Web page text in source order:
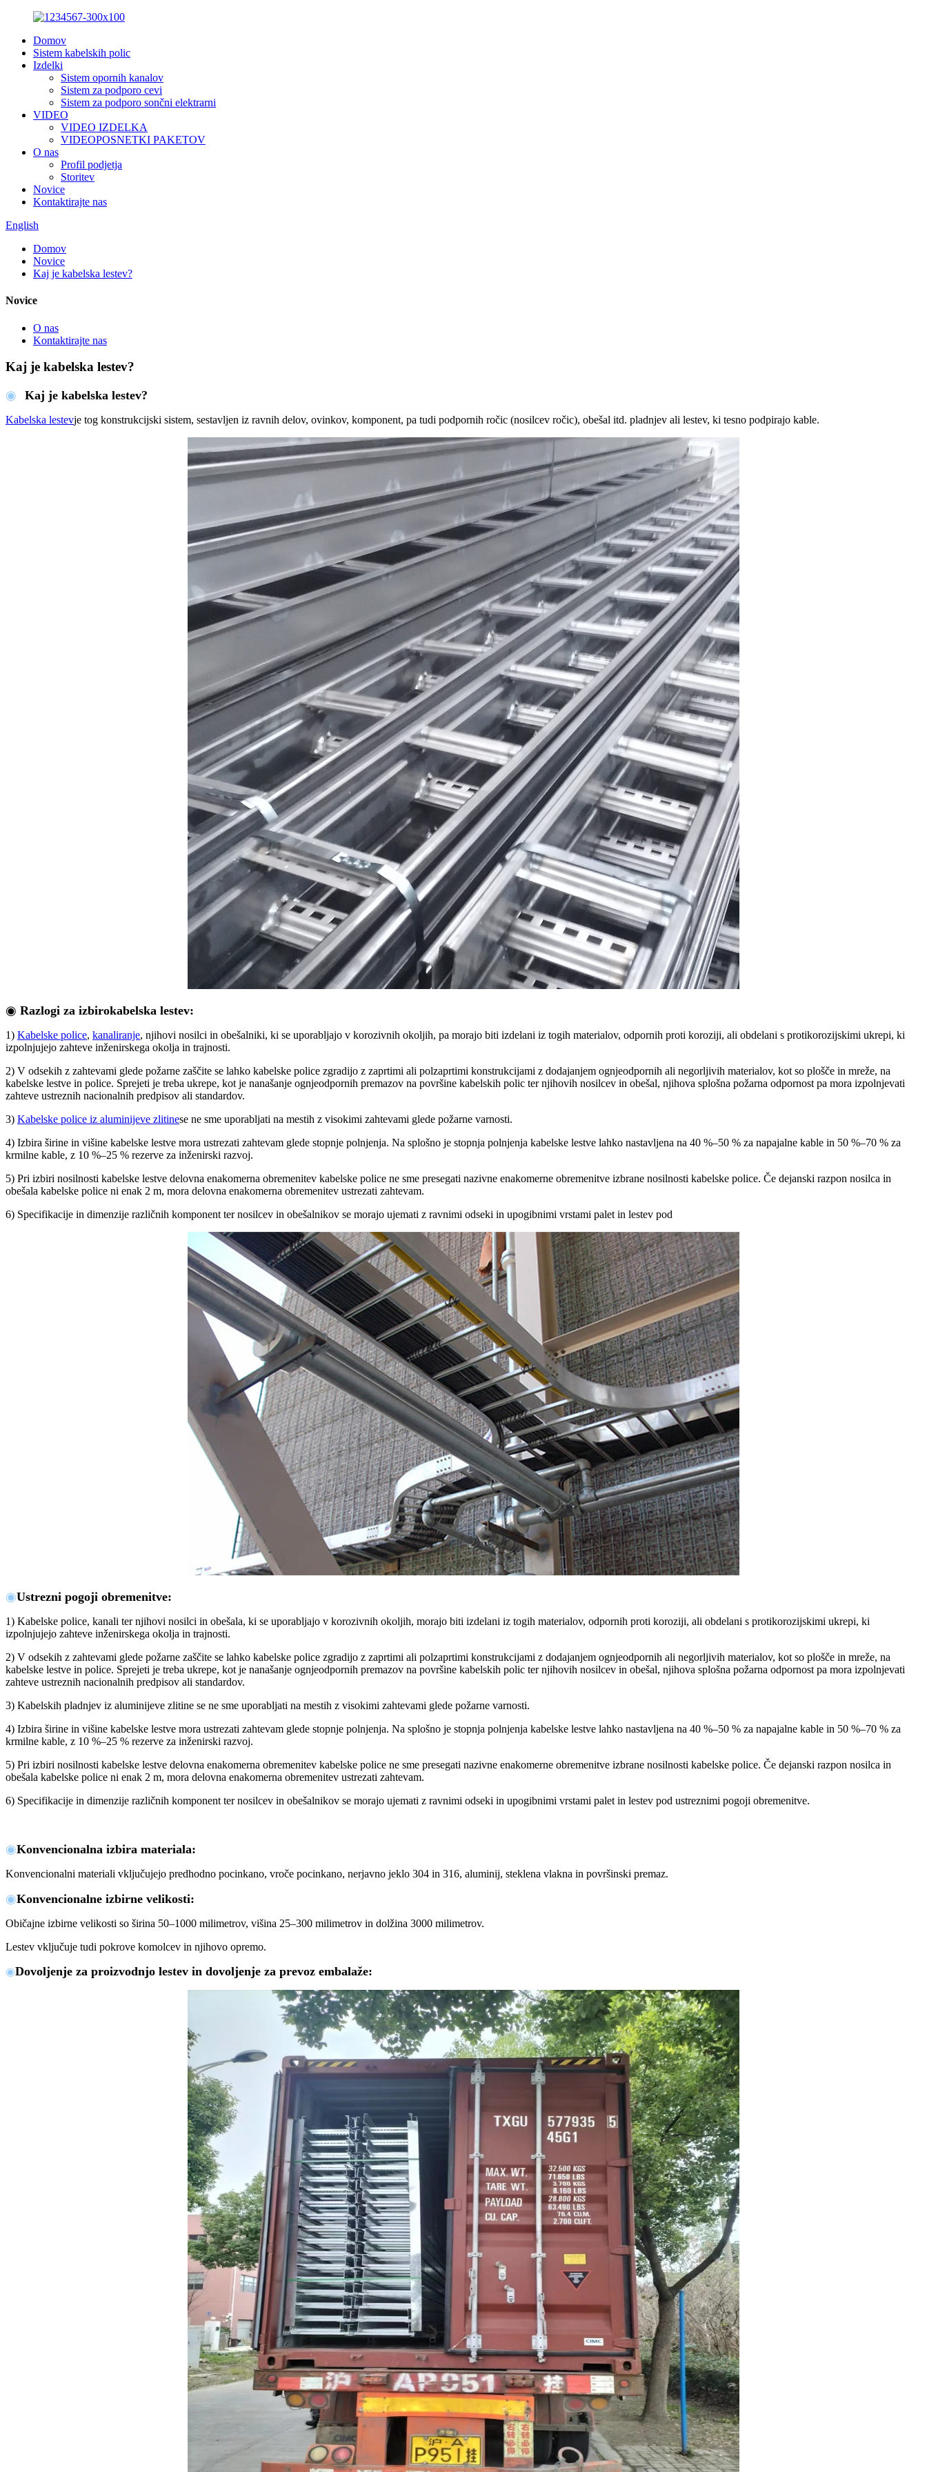
Domov
Sistem kabelskih polic
Izdelki
Sistem opornih kanalov
Sistem za podporo cevi
Sistem za podporo sončni elektrarni
VIDEO
VIDEO IZDELKA
VIDEOPOSNETKI PAKETOV
O nas
Profil podjetja
Storitev
Novice
Kontaktirajte nas
English
Domov
Novice
Kaj je kabelska lestev?
Novice
O nas
Kontaktirajte nas
Kaj je kabelska lestev?
◉ Kaj je kabelska lestev?
Kabelska lestevje tog konstrukcijski sistem, sestavljen iz ravnih delov, ovinkov, komponent, pa tudi podpornih ročic (nosilcev ročic), obešal itd. pladnjev ali lestev, ki tesno podpirajo kable.
◉ Razlogi za izbirokabelska lestev:
1) Kabelske police, kanaliranje, njihovi nosilci in obešalniki, ki se uporabljajo v korozivnih okoljih, pa morajo biti izdelani iz togih materialov, odpornih proti koroziji, ali obdelani s protikorozijskimi ukrepi, ki
izpolnjujejo zahteve inženirskega okolja in trajnosti.
2) V odsekih z zahtevami glede požarne zaščite se lahko kabelske police zgradijo z zaprtimi ali polzaprtimi konstrukcijami z dodajanjem ognjeodpornih ali negorljivih materialov, kot so plošče in mreže, na
kabelske lestve in police. Sprejeti je treba ukrepe, kot je nanašanje ognjeodpornih premazov na površine kabelskih polic ter njihovih nosilcev in obešal, njihova splošna požarna odpornost pa mora izpolnjevati
zahteve ustreznih nacionalnih predpisov ali standardov.
3) Kabelske police iz aluminijeve zlitinese ne sme uporabljati na mestih z visokimi zahtevami glede požarne varnosti.
4) Izbira širine in višine kabelske lestve mora ustrezati zahtevam glede stopnje polnjenja. Na splošno je stopnja polnjenja kabelske lestve lahko nastavljena na 40 %–50 % za napajalne kable in 50 %–70 % za
krmilne kable, z 10 %–25 % rezerve za inženirski razvoj.
5) Pri izbiri nosilnosti kabelske lestve delovna enakomerna obremenitev kabelske police ne sme presegati nazivne enakomerne obremenitve izbrane nosilnosti kabelske police. Če dejanski razpon nosilca in
obešala kabelske police ni enak 2 m, mora delovna enakomerna obremenitev ustrezati zahtevam.
6) Specifikacije in dimenzije različnih komponent ter nosilcev in obešalnikov se morajo ujemati z ravnimi odseki in upogibnimi vrstami palet in lestev pod
◉Ustrezni pogoji obremenitve:
1) Kabelske police, kanali ter njihovi nosilci in obešala, ki se uporabljajo v korozivnih okoljih, morajo biti izdelani iz togih materialov, odpornih proti koroziji, ali obdelani s protikorozijskimi ukrepi, ki
izpolnjujejo zahteve inženirskega okolja in trajnosti.
2) V odsekih z zahtevami glede požarne zaščite se lahko kabelske police zgradijo z zaprtimi ali polzaprtimi konstrukcijami z dodajanjem ognjeodpornih ali negorljivih materialov, kot so plošče in mreže, na
kabelske lestve in police. Sprejeti je treba ukrepe, kot je nanašanje ognjeodpornih premazov na površine kabelskih polic ter njihovih nosilcev in obešal, njihova splošna požarna odpornost pa mora izpolnjevati
zahteve ustreznih nacionalnih predpisov ali standardov.
3) Kabelskih pladnjev iz aluminijeve zlitine se ne sme uporabljati na mestih z visokimi zahtevami glede požarne varnosti.
4) Izbira širine in višine kabelske lestve mora ustrezati zahtevam glede stopnje polnjenja. Na splošno je stopnja polnjenja kabelske lestve lahko nastavljena na 40 %–50 % za napajalne kable in 50 %–70 % za
krmilne kable, z 10 %–25 % rezerve za inženirski razvoj.
5) Pri izbiri nosilnosti kabelske lestve delovna enakomerna obremenitev kabelske police ne sme presegati nazivne enakomerne obremenitve izbrane nosilnosti kabelske police. Če dejanski razpon nosilca in
obešala kabelske police ni enak 2 m, mora delovna enakomerna obremenitev ustrezati zahtevam.
6) Specifikacije in dimenzije različnih komponent ter nosilcev in obešalnikov se morajo ujemati z ravnimi odseki in upogibnimi vrstami palet in lestev pod ustreznimi pogoji obremenitve.
◉Konvencionalna izbira materiala:
Konvencionalni materiali vključujejo predhodno pocinkano, vroče pocinkano, nerjavno jeklo 304 in 316, aluminij, steklena vlakna in površinski premaz.
◉Konvencionalne izbirne velikosti:
Običajne izbirne velikosti so širina 50–1000 milimetrov, višina 25–300 milimetrov in dolžina 3000 milimetrov.
Lestev vključuje tudi pokrove komolcev in njihovo opremo.
◉Dovoljenje za proizvodnjo lestev in dovoljenje za prevoz embalaže: